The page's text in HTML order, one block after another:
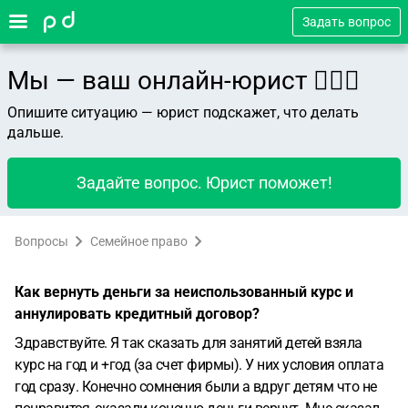
Задать вопрос
Мы — ваш онлайн-юрист 👨🏻‍⚖️
Опишите ситуацию — юрист подскажет, что делать
дальше.
Задайте вопрос. Юрист поможет!
Вопросы Семейное право
Как вернуть деньги за неиспользованный курс и
аннулировать кредитный договор?
Здравствуйте. Я так сказать для занятий детей взяла
курс на год и +год (за счет фирмы). У них условия оплата
год сразу. Конечно сомнения были а вдруг детям что не